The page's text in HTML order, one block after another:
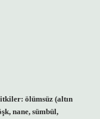
ölümsüz (altın
nane, sümbül,